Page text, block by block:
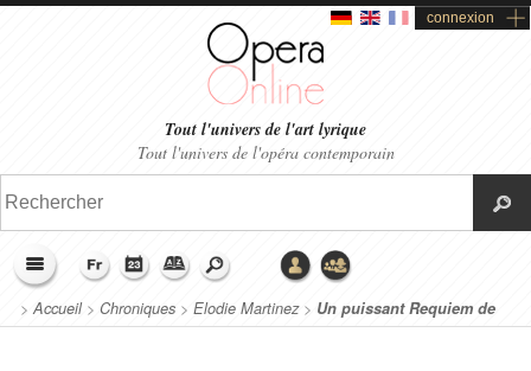
connexion
Tout l'univers de l'art lyrique
Tout l'univers de l'opéra contemporain
>Accueil> Chroniques > Elodie Martinez> Un puissant Requiem de
Verdi à Montpellier